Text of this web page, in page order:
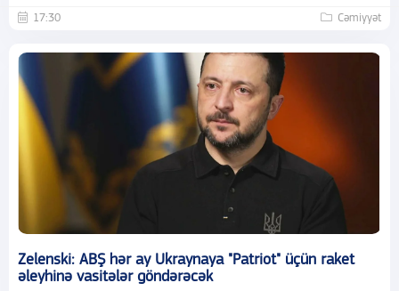
17:30 Cəmiyyət
Zelenski: ABŞ hər ay Ukraynaya "Patriot" üçün raket
əleyhinə vasitələr göndərəcək